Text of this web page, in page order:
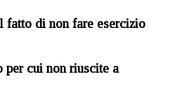
fatto di non fare esercizio
cui non riuscite a